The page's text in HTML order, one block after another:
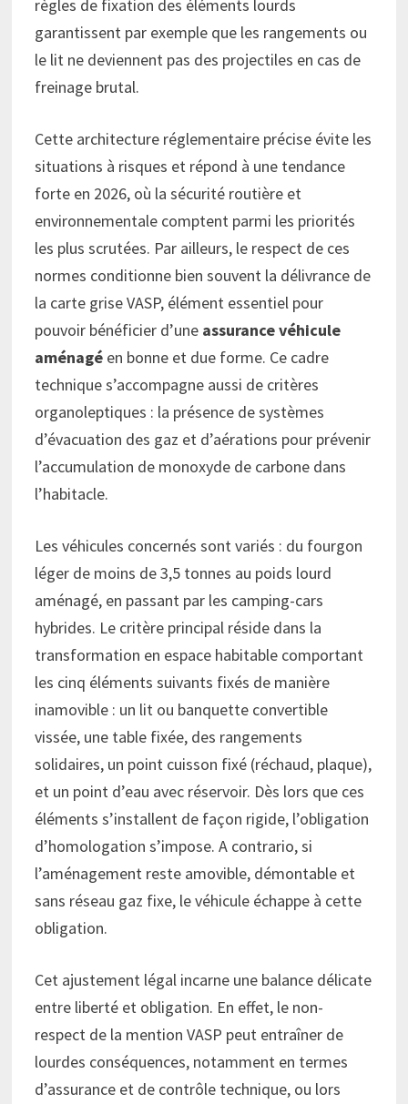
règles de fixation des éléments lourds
garantissent par exemple que les rangements ou
le lit ne deviennent pas des projectiles en cas de
freinage brutal.
Cette architecture réglementaire précise évite les
situations à risques et répond à une tendance
forte en 2026, où la sécurité routière et
environnementale comptent parmi les priorités
les plus scrutées. Par ailleurs, le respect de ces
normes conditionne bien souvent la délivrance de
la carte grise VASP, élément essentiel pour
pouvoir bénéficier d’une assurance véhicule
aménagé en bonne et due forme. Ce cadre
technique s’accompagne aussi de critères
organoleptiques : la présence de systèmes
d’évacuation des gaz et d’aérations pour prévenir
l’accumulation de monoxyde de carbone dans
l’habitacle.
Les véhicules concernés sont variés : du fourgon
léger de moins de 3,5 tonnes au poids lourd
aménagé, en passant par les camping-cars
hybrides. Le critère principal réside dans la
transformation en espace habitable comportant
les cinq éléments suivants fixés de manière
inamovible : un lit ou banquette convertible
vissée, une table fixée, des rangements
solidaires, un point cuisson fixé (réchaud, plaque),
et un point d’eau avec réservoir. Dès lors que ces
éléments s’installent de façon rigide, l’obligation
d’homologation s’impose. A contrario, si
l’aménagement reste amovible, démontable et
sans réseau gaz fixe, le véhicule échappe à cette
obligation.
Cet ajustement légal incarne une balance délicate
entre liberté et obligation. En effet, le non-
respect de la mention VASP peut entraîner de
lourdes conséquences, notamment en termes
d’assurance et de contrôle technique, ou lors